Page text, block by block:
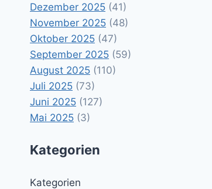
Dezember 2025 (41)
November 2025 (48)
Oktober 2025 (47)
September 2025 (59)
August 2025 (110)
Juli 2025 (73)
Juni 2025 (127)
Mai 2025 (3)
Kategorien
Kategorien